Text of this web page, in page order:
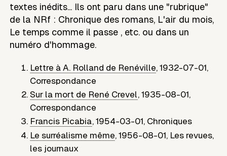
textes inédits... Ils ont paru dans une "rubrique"
de la NRf : Chronique des romans, L'air du mois,
Le temps comme il passe , etc. ou dans un
numéro d'hommage.
Lettre à A. Rolland de Renéville,1932-07-01,
Correspondance
Sur la mort de René Crevel,1935-08-01,
Correspondance
Francis Picabia,1954-03-01, Chroniques
Le surréalisme même,1956-08-01, Les revues,
les journaux